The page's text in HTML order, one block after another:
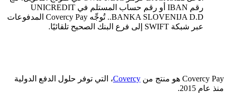
رقم IBAN أو رقم حساب المستلم في UNICREDIT
BANKA SLOVENIJA D.D.. تُوجِّه Covercy Pay المدفوعات
عبر شبكة SWIFT إلى فرع البنك الصحيح تلقائيًا.
Covercy Pay هو منتج من Covercy، التي توفر حلول الدفع الدولية
منذ عام 2015.